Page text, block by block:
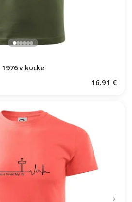
1976 v kocke
16.91 €